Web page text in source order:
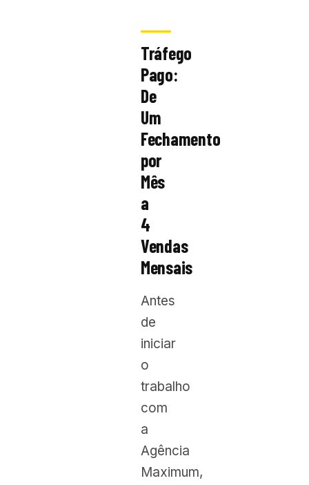
Tráfego
Pago:
De
Um
Fechamento
por
Mês
a
4
Vendas
Mensais
Antes
de
iniciar
o
trabalho
com
a
Agência
Maximum,